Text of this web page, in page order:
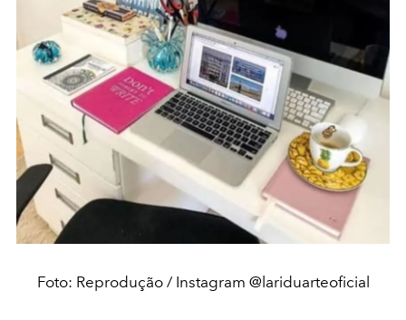
Foto: Reprodução / Instagram @lariduarteoficial